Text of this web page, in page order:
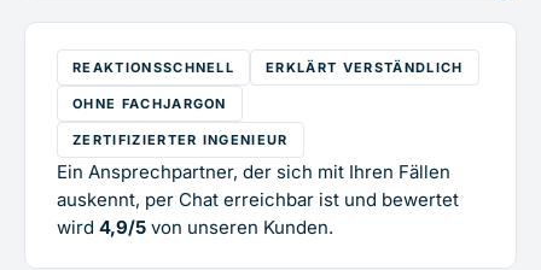
REAKTIONSSCHNELL ERKLÄRT VERSTÄNDLICH
OHNE FACHJARGON
ZERTIFIZIERTER INGENIEUR
Ein Ansprechpartner, der sich mit Ihren Fällen
auskennt, per Chat erreichbar ist und bewertet
wird 4,9/5 von unseren Kunden.